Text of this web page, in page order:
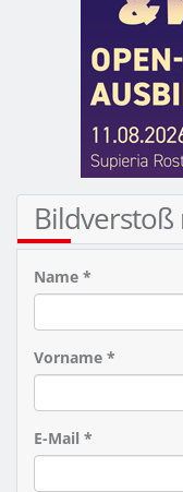
Bildverstoß
Name *
Vorname *
E-Mail *